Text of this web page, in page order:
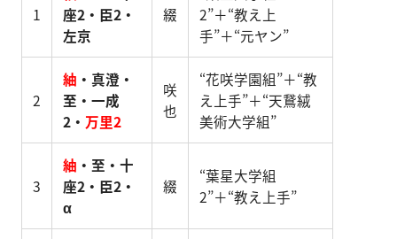
1
座2・臣2・
左京
綴
2”＋“教え上
手”＋“元ヤン”
2
紬 ・真澄・
至・一成
2・ 万里2
咲
也
“花咲学園組”＋“教
え上手”＋“天鵞絨
美術大学組”
3
紬 ・至・十
座2・臣2・
α
綴
“葉星大学組
2”＋“教え上手”